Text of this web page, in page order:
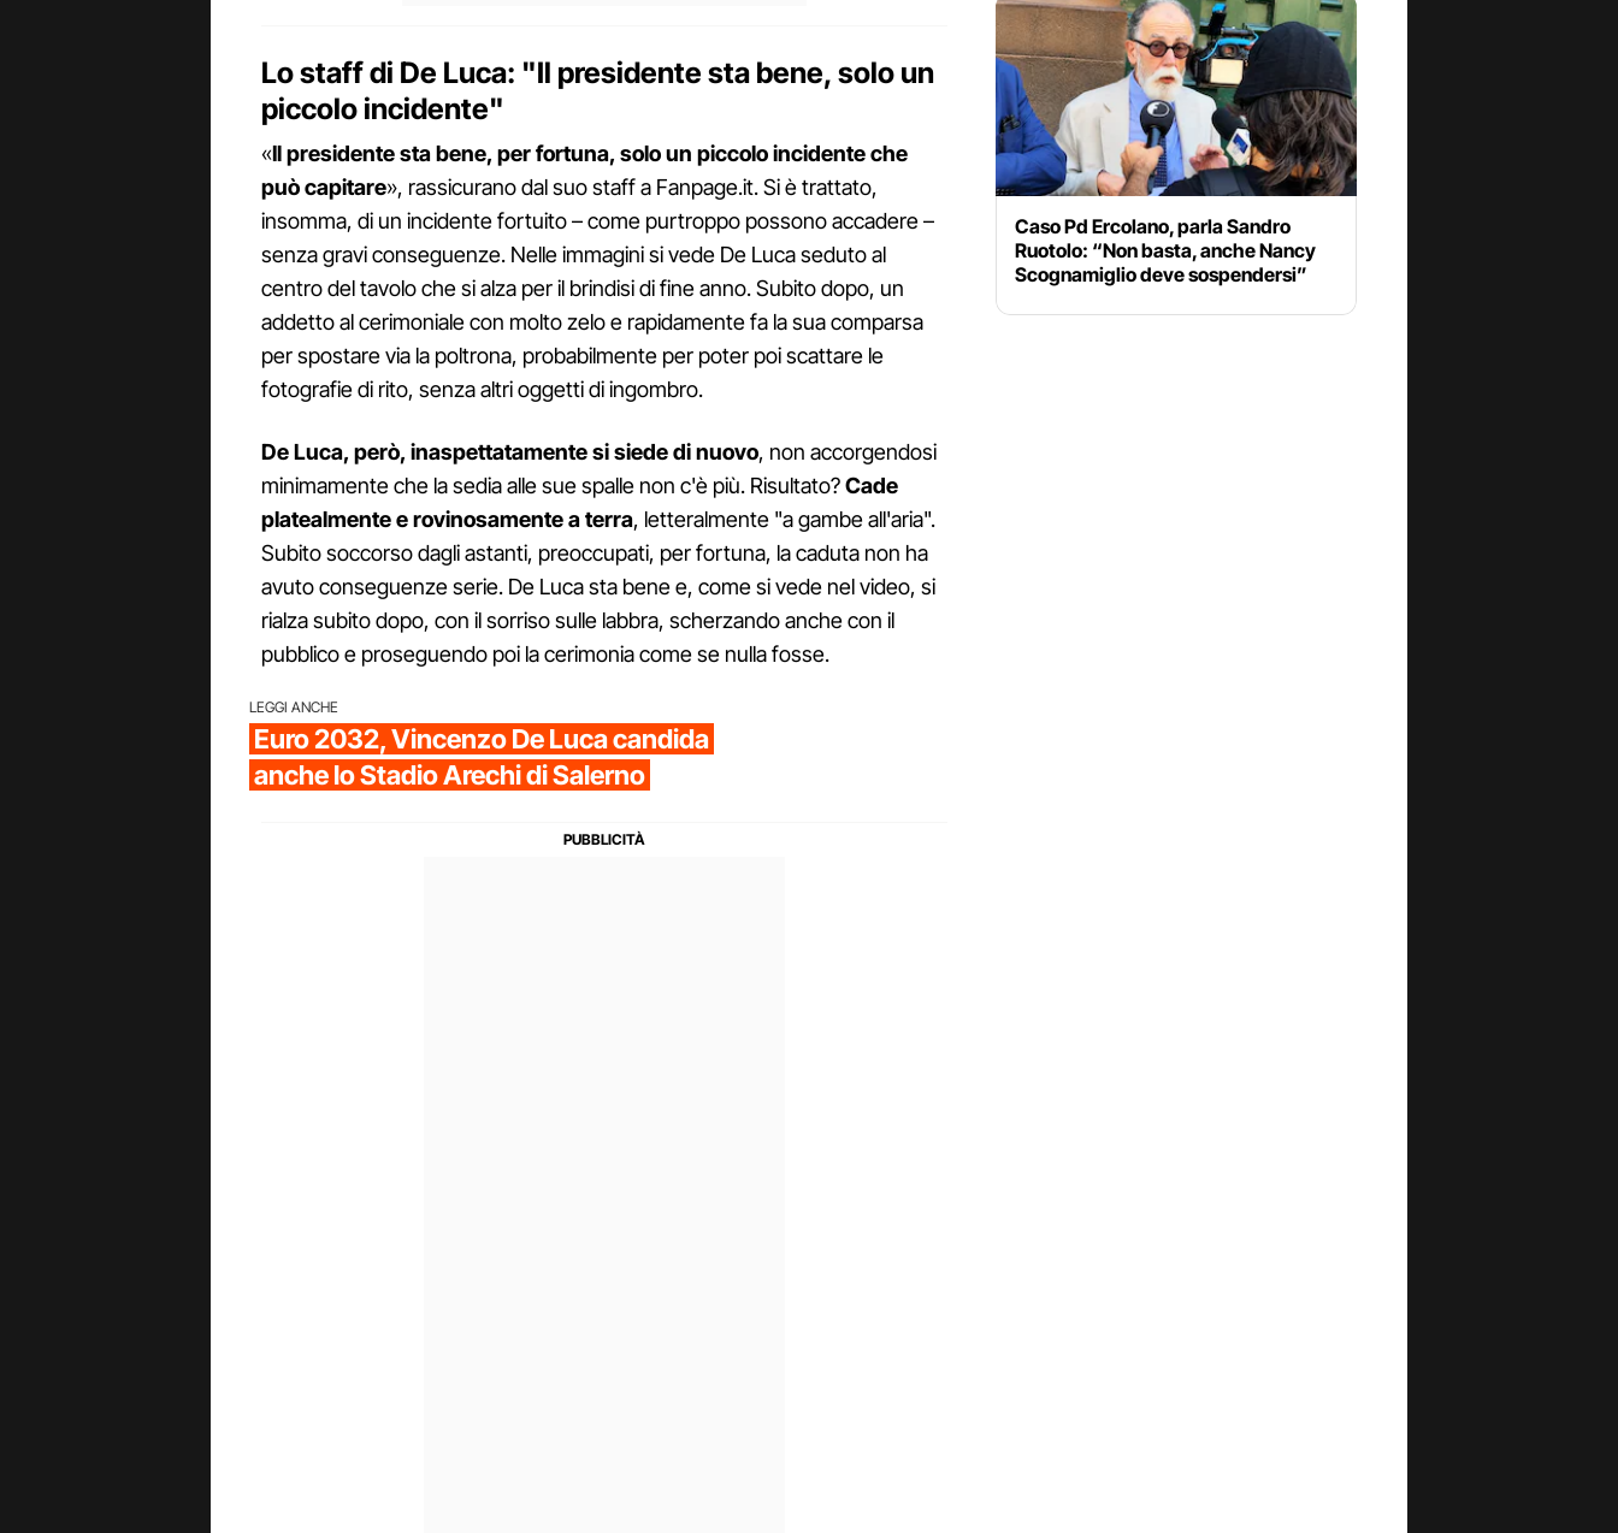
Lo staff di De Luca: "Il presidente sta bene, solo un
piccolo incidente"
«Il presidente sta bene, per fortuna, solo un piccolo incidente che
può capitare», rassicurano dal suo staff a Fanpage.it. Si è trattato,
insomma, di un incidente fortuito – come purtroppo possono accadere –
senza gravi conseguenze. Nelle immagini si vede De Luca seduto al
centro del tavolo che si alza per il brindisi di fine anno. Subito dopo, un
addetto al cerimoniale con molto zelo e rapidamente fa la sua comparsa
per spostare via la poltrona, probabilmente per poter poi scattare le
fotografie di rito, senza altri oggetti di ingombro.
De Luca, però, inaspettatamente si siede di nuovo, non accorgendosi
minimamente che la sedia alle sue spalle non c'è più. Risultato?Cade
platealmente e rovinosamente a terra, letteralmente "a gambe all'aria".
Subito soccorso dagli astanti, preoccupati, per fortuna, la caduta non ha
avuto conseguenze serie. De Luca sta bene e, come si vede nel video, si
rialza subito dopo, con il sorriso sulle labbra, scherzando anche con il
pubblico e proseguendo poi la cerimonia come se nulla fosse.
LEGGI ANCHE
Euro 2032, Vincenzo De Luca candida
anche lo Stadio Arechi di Salerno
Caso Pd Ercolano, parla Sandro
Ruotolo: “Non basta, anche Nancy
Scognamiglio deve sospendersi”